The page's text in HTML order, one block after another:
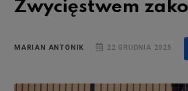
Zwycięstwem
MARIAN ANTONIK 22 GRUDNIA 2025